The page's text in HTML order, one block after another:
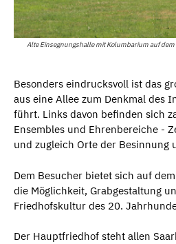
Alte Einsegnungshalle mit Kolumbarium auf
Besonders eindrucksvoll ist das
aus eine Allee zum Denkmal des
führt. Links davon befinden sich
Ensembles und Ehrenbereiche -
und zugleich Orte der Besinnung
Dem Besucher bietet sich auf
die Möglichkeit, Grabgestaltung
Friedhofskultur des 20.
Der Hauptfriedhof steht allen